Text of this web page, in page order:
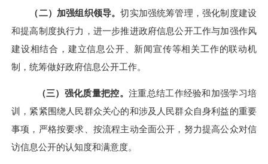
（二）加强组织领导。切实加强统筹管理 ，强化制度建设
和提高制度执行力，进一步推进政府信息公开工作与加强作风
建设相结合，建立信息公开、新闻宣传等相关工作的联动机
制，统筹做好政府信息公开工作。
（三） 强化质量把控。 注重总结工作经验和加强学习培
训，紧紧围绕人民群众关心的和涉及人民群众自身利益的重要
事项， 严格按要求、按流程主动全面公开，努力提高公众对信
访信息公开的认知度和满意度。